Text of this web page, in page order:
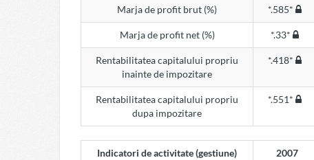
Marja de profit brut (%) *.585*
Marja de profit net (%) *.33*
Rentabilitatea capitalului propriu
inainte de impozitare
*.418*
Rentabilitatea capitalului propriu
dupa impozitare
*.551*
Indicatori de activitate (gestiune) 2007